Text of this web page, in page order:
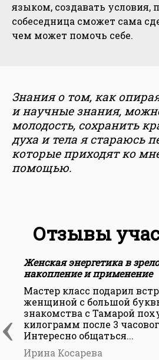
языком, создавать условия,
собеседница сможет сама
чем может помочь себе.
Знания о том, как
и научные знания,
молодость, сохранить
духа и тела я стараюсь
которые приходят ко
помощью.
Отзывы
‹
Женская энергетика в
накопление и применение
Мастер класс подарил
женщиной с большой
знакомства с Тамарой
килограмм после 3
Интересно общаться...
Ирина Косарева